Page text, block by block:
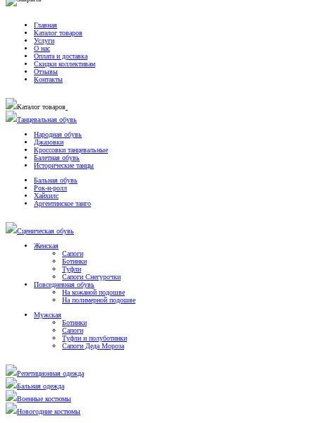
Главная
Каталог товаров
Услуги
О нас
Оплата и доставка
Скидки коллективам
Отзывы
Контакты
Каталог товаров
Танцевальная обувь
Народная обувь
Джазовки
Кроссовки танцевальные
Балетная обувь
Исторические танцы
Бальная обувь
Рок-н-ролл
Хайхилс
Аргентинское танго
Сценическая обувь
Женская
Сапоги
Ботинки
Туфли
Сапоги Снегурочки
Повседневная обувь
На кожаной подошве
На полимерной подошве
Мужская
Ботинки
Сапоги
Туфли и полуботинки
Сапоги Деда Мороза
Репетиционная одежда
Бальная одежда
Военные костюмы
Новогодние костюмы